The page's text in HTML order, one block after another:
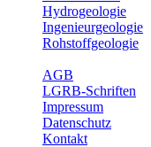
Hydrogeologie
Ingenieurgeologie
Rohstoffgeologie
AGB
LGRB-Schriften
Impressum
Datenschutz
Kontakt